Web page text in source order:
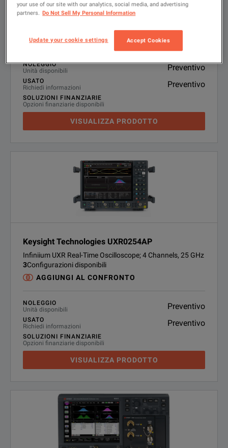
Infiniium UXR Real-Time Oscilloscope, 33 GHz, 128 GSa/s,
4Ch
AGGIUNGI AL CONFRONTO
NOLEGGIO
Unità disponibili
Preventivo
USATO
Richiedi informazioni
Preventivo
SOLUZIONI FINANZIARIE
Opzioni finanziarie disponibili
VISUALIZZA PRODOTTO
Keysight Technologies UXR0254AP
Infiniium UXR Real-Time Oscilloscope; 4 Channels, 25 GHz
3Configurazioni disponibili
AGGIUNGI AL CONFRONTO
NOLEGGIO
Unità disponibili
Preventivo
USATO
Richiedi informazioni
Preventivo
SOLUZIONI FINANZIARIE
Opzioni finanziarie disponibili
VISUALIZZA PRODOTTO
your use of our site with our analytics, social media, and advertising
partners. Do Not Sell My Personal Information
Update your cookie settings Accept Cookies